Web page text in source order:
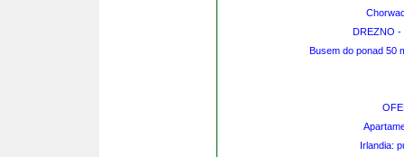
DREZNO -
Busem do ponad 50
Irlandia: